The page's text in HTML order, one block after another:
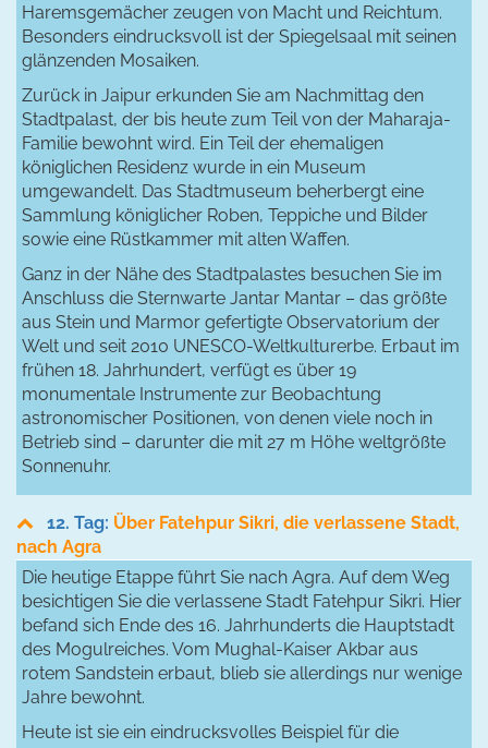
Haremsgemächer zeugen von Macht und Reichtum.
Besonders eindrucksvoll ist der Spiegelsaal mit seinen
glänzenden Mosaiken.
Zurück in Jaipur erkunden Sie am Nachmittag den
Stadtpalast, der bis heute zum Teil von der Maharaja-
Familie bewohnt wird. Ein Teil der ehemaligen
königlichen Residenz wurde in ein Museum
umgewandelt. Das Stadtmuseum beherbergt eine
Sammlung königlicher Roben, Teppiche und Bilder
sowie eine Rüstkammer mit alten Waffen.
Ganz in der Nähe des Stadtpalastes besuchen Sie im
Anschluss die Sternwarte Jantar Mantar – das größte
aus Stein und Marmor gefertigte Observatorium der
Welt und seit 2010 UNESCO-Weltkulturerbe. Erbaut im
frühen 18. Jahrhundert, verfügt es über 19
monumentale Instrumente zur Beobachtung
astronomischer Positionen, von denen viele noch in
Betrieb sind – darunter die mit 27 m Höhe weltgrößte
Sonnenuhr.
12. Tag: Über Fatehpur Sikri, die verlassene Stadt,
nach Agra
Die heutige Etappe führt Sie nach Agra. Auf dem Weg
besichtigen Sie die verlassene Stadt Fatehpur Sikri. Hier
befand sich Ende des 16. Jahrhunderts die Hauptstadt
des Mogulreiches. Vom Mughal-Kaiser Akbar aus
rotem Sandstein erbaut, blieb sie allerdings nur wenige
Jahre bewohnt.
Heute ist sie ein eindrucksvolles Beispiel für die